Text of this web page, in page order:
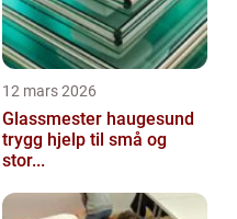
12 mars 2026
Glassmester haugesund
trygg hjelp til små og
stor...